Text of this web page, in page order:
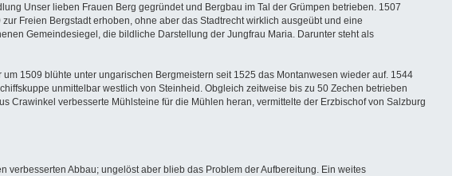
Unser lieben Frauen Berg gegründet und Bergbau im Tal der Grümpen betrieben. 1507
Freien Bergstadt erhoben, ohne aber das Stadtrecht wirklich ausgeübt und eine
Gemeindesiegel, die bildliche Darstellung der Jungfrau Maria. Darunter steht als
1509 blühte unter ungarischen Bergmeistern seit 1525 das Montanwesen wieder auf. 1544
unmittelbar westlich von Steinheid. Obgleich zeitweise bis zu 50 Zechen betrieben
Crawinkel verbesserte Mühlsteine für die Mühlen heran, vermittelte der Erzbischof von Salzburg
verbesserten Abbau; ungelöst aber blieb das Problem der Aufbereitung. Ein weites